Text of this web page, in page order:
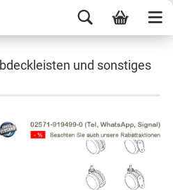
und sonstiges